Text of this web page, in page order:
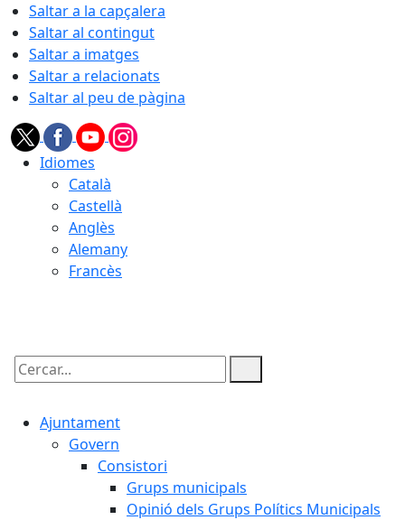
Saltar a la capçalera
Saltar al contingut
Saltar a imatges
Saltar a relacionats
Saltar al peu de pàgina
Idiomes
Català
Castellà
Anglès
Alemany
Francès
Cercar:
Ajuntament
Govern
Consistori
Grups municipals
Opinió dels Grups Polítics Municipals